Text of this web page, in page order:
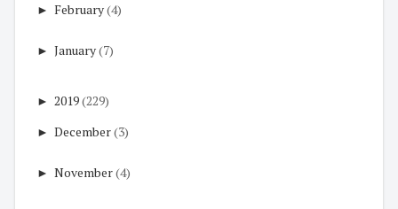
► February(4)
► January(7)
► 2019(229)
► December(3)
► November(4)